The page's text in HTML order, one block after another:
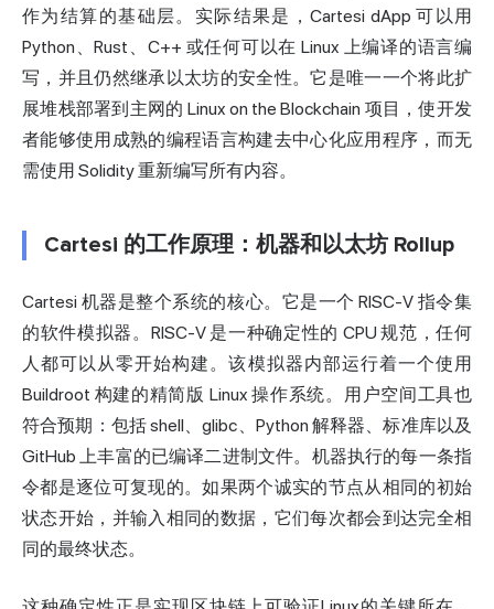
作为结算的基础层。实际结果是，Cartesi dApp 可以用
Python、Rust、C++ 或任何可以在 Linux 上编译的语言编
写，并且仍然继承以太坊的安全性。它是唯一一个将此扩
展堆栈部署到主网的 Linux on the Blockchain 项目，使开发
者能够使用成熟的编程语言构建去中心化应用程序，而无
需使用 Solidity 重新编写所有内容。
Cartesi 的工作原理：机器和以太坊 Rollup
Cartesi 机器是整个系统的核心。它是一个 RISC-V 指令集
的软件模拟器。RISC-V 是一种确定性的 CPU 规范，任何
人都可以从零开始构建。该模拟器内部运行着一个使用
Buildroot 构建的精简版 Linux 操作系统。用户空间工具也
符合预期：包括 shell、glibc、Python 解释器、标准库以及
GitHub 上丰富的已编译二进制文件。机器执行的每一条指
令都是逐位可复现的。如果两个诚实的节点从相同的初始
状态开始，并输入相同的数据，它们每次都会到达完全相
同的最终状态。